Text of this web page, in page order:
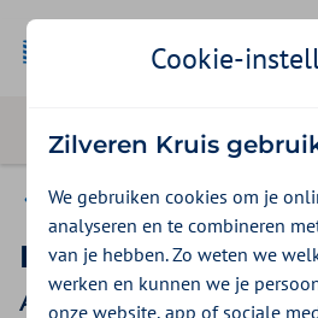
Vrouw en gezondheid
Ingeborg van
Arts en Head of
Cookie-
Zilveren Kruis
We gebruiken cookies om je
analyseren en te combineren
van je hebben. Zo weten we
werken en kunnen we je
onze website, app of sociale